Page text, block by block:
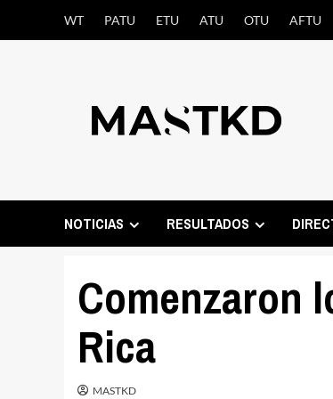
WT PATU ETU ATU OTU AFTU
NOTICIAS RESULTADOS
Comenzaron
Rica
MASTKD